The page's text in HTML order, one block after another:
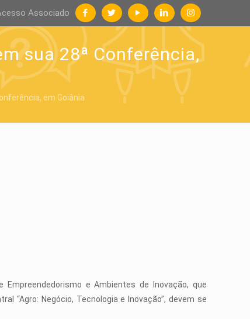
Associado
sua 28ª Conferência,
em Goiânia
e Ambientes de Inovação, que
“Agro: Negócio, Tecnologia e Inovação”, devem se